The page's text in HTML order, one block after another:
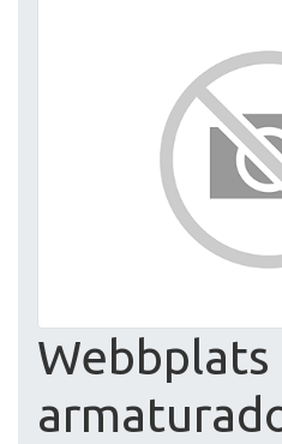
Webbplats